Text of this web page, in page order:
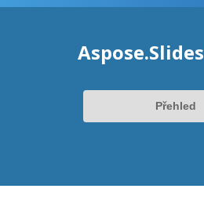
Aspose.Slides
Přehled